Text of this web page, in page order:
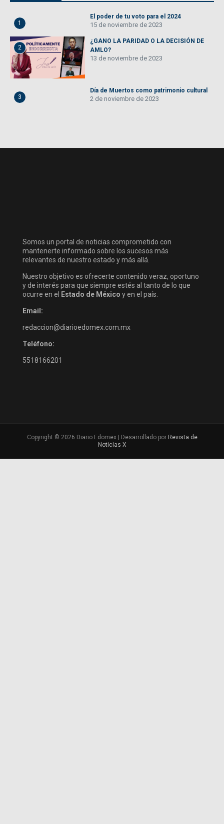
1
El poder de tu voto para el 2024
15 de noviembre de 2023
2
¿GANO LA PARIDAD O LA DECISIÓN DE
AMLO?
13 de noviembre de 2023
3
Día de Muertos como patrimonio cultural
2 de noviembre de 2023
Somos un portal de noticias comprometido con
mantenerte informado sobre los sucesos más
relevantes de nuestro estado y más allá.
Nuestro objetivo es ofrecerte contenido veraz, oportuno
y de interés para que siempre estés al tanto de lo que
ocurre en el
Estado de México y en el país.
Email:
redaccion@diarioedomex.com.mx
Teléfono:
5518166201
Copyright © 2026 Diario Edomex | Desarrollado por Revista de
Noticias X